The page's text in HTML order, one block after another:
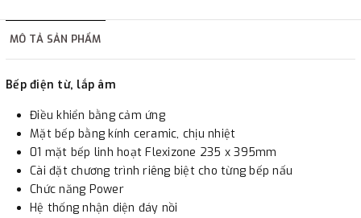
2. Thanh toán trực tiếp tại :
phường Cát Linh, quận Đống Đa, Hà Nội.
3. Chuyển khoản qua ngân hàng
- Nếu địa điểm giao hàng khác với địa điểm thanh toán
MÔ TẢ SẢN PHẨM
Bếp điện từ, lắp âm
Điều khiển bằng cảm ứng
Mặt bếp bằng kính ceramic, chịu nhiệt
01 mặt bếp linh hoạt Flexizone 235 x 395mm
Cài đặt chương trình riêng biệt cho từng bếp nấu
Chức năng Power
Hệ thống nhận diện đáy nồi